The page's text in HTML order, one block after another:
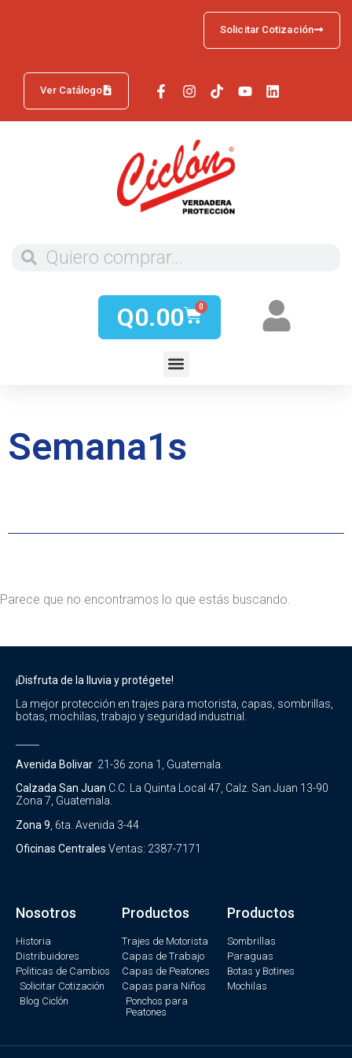
Ver Catálogo
Solicitar Cotización
Q0.00 0
Semana1s
Parece que no encontramos lo que estás buscando.
¡Disfruta de la lluvia y protégete!
La mejor protección en trajes para motorista, capas, sombrillas,
botas, mochilas, trabajo y seguridad industrial.
Avenida Bolivar 21-36 zona 1, Guatemala.
Calzada San Juan C.C. La Quinta Local 47, Calz. San Juan 13-90
Zona 7, Guatemala.
Zona 9 , 6ta. Avenida 3-44
Oficinas Centrales Ventas: 2387-7171
Nosotros
Historia
Distribuidores
Politicas de Cambios
Solicitar Cotización
Blog Ciclón
Productos
Trajes de Motorista
Capas de Trabajo
Capas de Peatones
Capas para Niños
Ponchos para
Peatones
Productos
Sombrillas
Paraguas
Botas y Botines
Mochilas